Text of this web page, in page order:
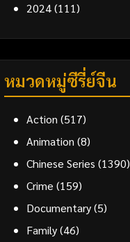
2024(111)
หมวดหมู่ซีรี่ย์จีน
Action (517)
Animation (8)
Chinese Series (1390)
Crime (159)
Documentary(5)
Family(46)